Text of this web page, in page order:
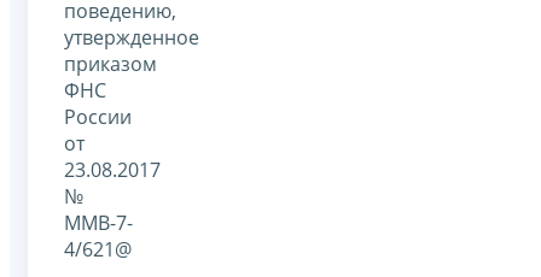
поведению,
утвержденное
приказом
ФНС
России
от
23.08.2017
№
ММВ-7-
4/621@